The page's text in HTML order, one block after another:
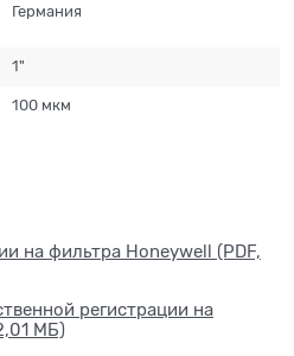
Германия
1"
100 мкм
на фильтра Honeywell (PDF,
регистрации на
МБ)